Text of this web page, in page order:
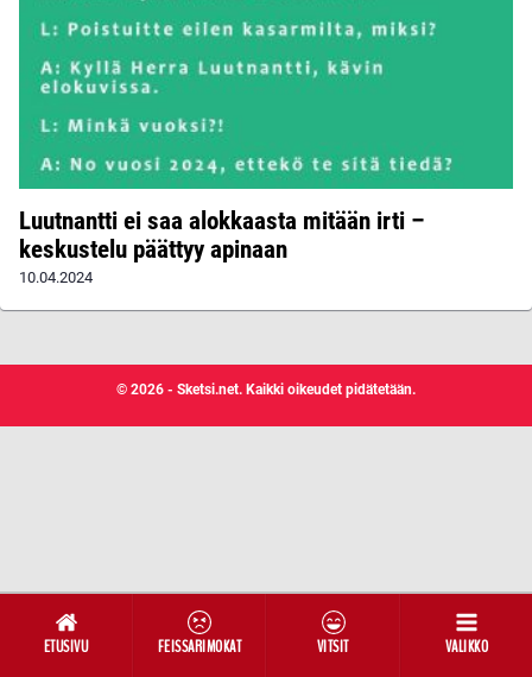
ETUSIVU FEISSARIMOKAT VITSIT VALIKKO
Luutnantti ei saa alokkaasta mitään irti –
keskustelu päättyy apinaan
10.04.2024
© 2026 - Sketsi.net. Kaikki oikeudet pidätetään.